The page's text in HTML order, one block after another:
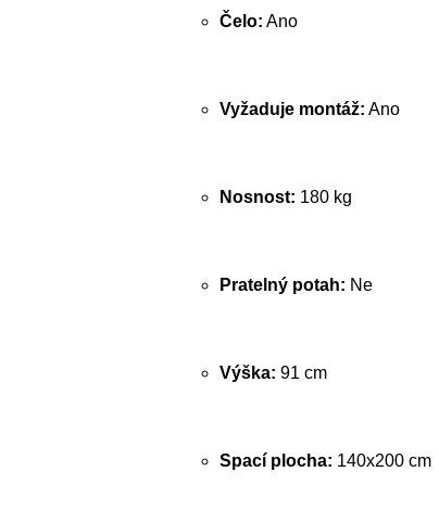
Čelo: Ano
Vyžaduje montáž: Ano
Nosnost: 180 kg
Pratelný potah: Ne
Výška: 91 cm
Spací plocha: 140x200 cm